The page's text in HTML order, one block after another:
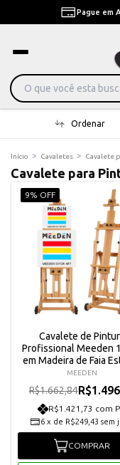
Pague em
Ordenar
Início > Cavaletes > Cavalete
Cavalete para
9% OFF
Cavalete de
Profissional Meeden
em Madeira de Faia
Versátil AFE-6019-
MEEDEN
R$1.662,84
R$1.421,73 com
6 x de R$249,43 sem
COMPRAR